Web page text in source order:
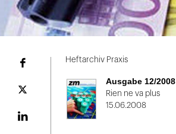
Plattform
Heftarchiv Praxis
Ausgabe 12/2008
Rien ne va plus
15.06.2008